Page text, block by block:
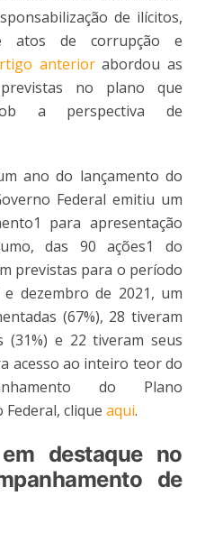
de ilícitos,
atos de corrupção e
anteriorabordou as
no plano que
a perspectiva de
ano do lançamento do
Federal emitiu um
1 para apresentação
das 90 ações1
do
previstas para o período
dezembro de 2021, um
(67%), 28 tiveram
(31%) e 22 tiveram seus
acesso ao inteiro teor do
do Plano
clique aqui.
destaque no
de